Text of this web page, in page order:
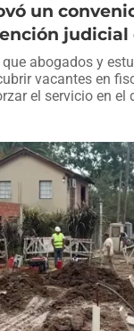
un
judicial
abogados y
vacantes en
el servicio en el